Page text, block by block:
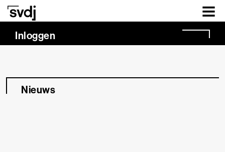
Naar hoofdinhoud
Inloggen
Nieuws